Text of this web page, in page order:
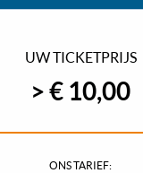
UW TICKETPRIJS
> € 10,00
ONS TARIEF: